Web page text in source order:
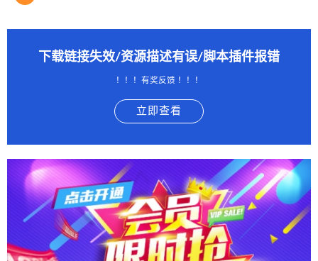
下载链接失效/资源描述有误/脚本插件报错
！！！有奖反馈 ！！！
立即查看